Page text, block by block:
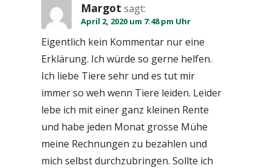
Margot sagt:
April 2, 2020 um 7:48 pm Uhr
Eigentlich kein Kommentar nur eine
Erklärung. Ich würde so gerne helfen.
Ich liebe Tiere sehr und es tut mir
immer so weh wenn Tiere leiden. Leider
lebe ich mit einer ganz kleinen Rente
und habe jeden Monat grosse Mühe
meine Rechnungen zu bezahlen und
mich selbst durchzubringen. Sollte ich